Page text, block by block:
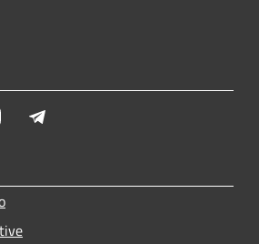
Instagram